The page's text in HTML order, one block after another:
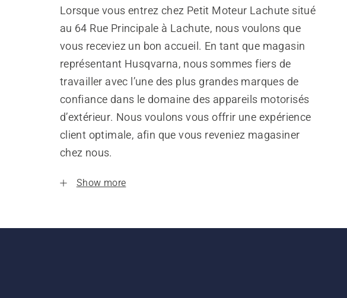
Lorsque vous entrez chez Petit Moteur Lachute situé
au 64 Rue Principale à Lachute, nous voulons que
vous receviez un bon accueil. En tant que magasin
représentant Husqvarna, nous sommes fiers de
travailler avec l’une des plus grandes marques de
confiance dans le domaine des appareils motorisés
d’extérieur. Nous voulons vous offrir une expérience
client optimale, afin que vous reveniez magasiner
chez nous.
Show more